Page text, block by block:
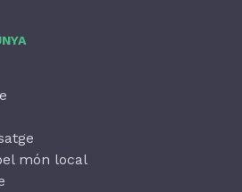
món local